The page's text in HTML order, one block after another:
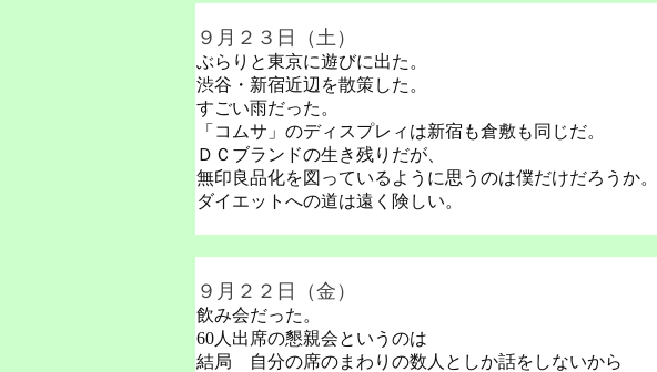
９月２３日（土）
ぶらりと東京に遊びに出た。
渋谷・新宿近辺を散策した。
すごい雨だった。
「コムサ」のディスプレィは新宿も倉敷も同じだ。
ＤＣブランドの生き残りだが、
無印良品化を図っているように思うのは僕だけだろうか。
ダイエットへの道は遠く険しい。
９月２２日（金）
飲み会だった。
60人出席の懇親会というのは
結局 自分の席のまわりの数人としか話をしないから